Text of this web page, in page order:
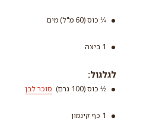
¼ כוס (60 מ"ל) מים
1 ביצה
לגלגול:
½ כוס (100 גרם) סוכר לבן
1 כף קינמון